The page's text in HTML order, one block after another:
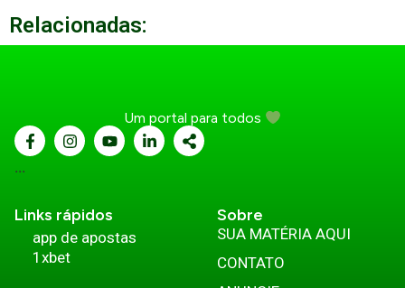
Relacionadas:
Um portal para todos
...
Links rápidos
app de apostas
1xbet
Sobre
SUA MATÉRIA AQUI
CONTATO